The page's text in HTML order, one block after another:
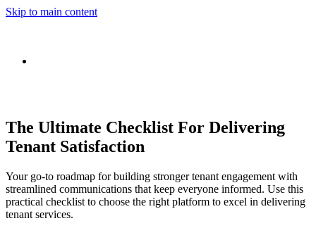
Skip to main content
The Ultimate Checklist For Delivering
Tenant Satisfaction
Your go-to roadmap for building stronger tenant engagement with
streamlined communications that keep everyone informed. Use this
practical checklist to choose the right platform to excel in delivering
tenant services.